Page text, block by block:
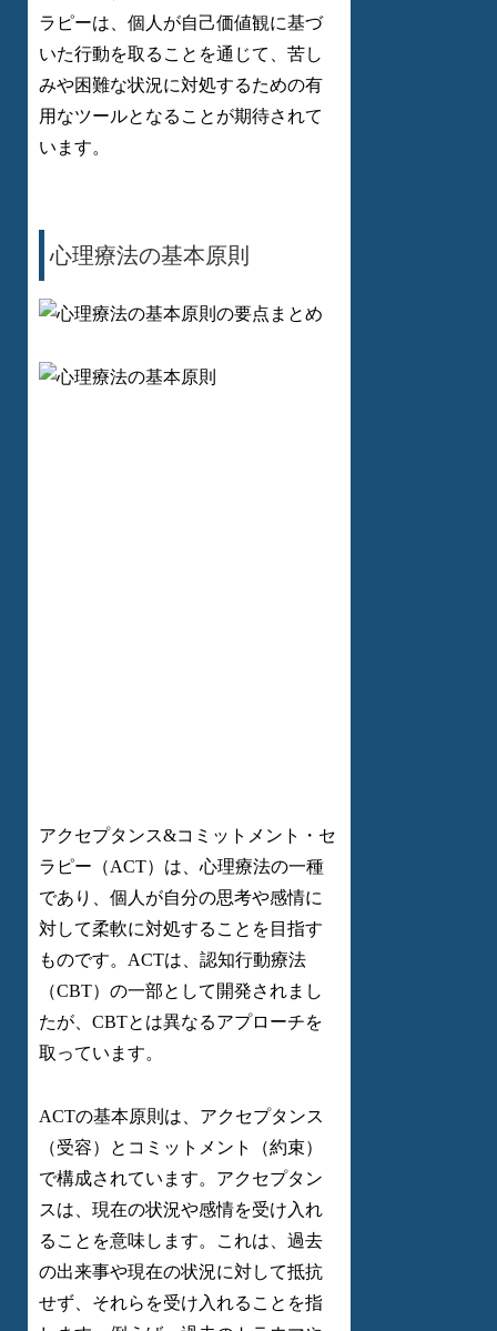
ラピーは、個人が自己価値観に基づ
いた行動を取ることを通じて、苦し
みや困難な状況に対処するための有
用なツールとなることが期待されて
います。
心理療法の基本原則
アクセプタンス&コミットメント・セ
ラピー（ACT）は、心理療法の一種
であり、個人が自分の思考や感情に
対して柔軟に対処することを目指す
ものです。ACTは、認知行動療法
（CBT）の一部として開発されまし
たが、CBTとは異なるアプローチを
取っています。
ACTの基本原則は、アクセプタンス
（受容）とコミットメント（約束）
で構成されています。アクセプタン
スは、現在の状況や感情を受け入れ
ることを意味します。これは、過去
の出来事や現在の状況に対して抵抗
せず、それらを受け入れることを指